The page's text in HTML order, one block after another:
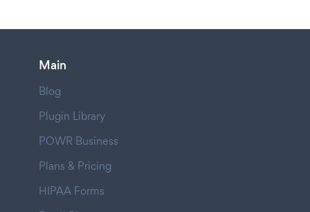
Main
Blog
Plugin Library
POWR Business
Plans & Pricing
HIPAA Forms